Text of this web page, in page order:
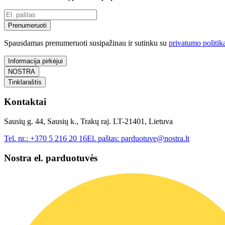
Prenumeruoti
Spausdamas prenumeruoti susipažinau ir sutinku su privatumo
Informacija pirkėjui
NOSTRA
Tinklaraštis
Kontaktai
Sausių g. 44, Sausių k., Trakų raj. LT-21401, Lietuva
Tel. nr.: +370 5 216 20 16El. paštas: parduotuve@nostra.lt
Nostra el. parduotuvės